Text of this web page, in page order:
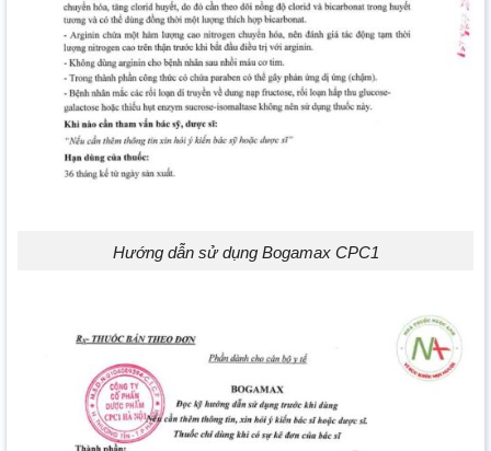
Hướng dẫn sử dụng Bogamax CPC1